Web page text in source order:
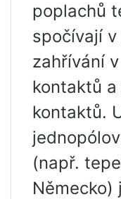
poplachů
spočívají
zahřívání
kontaktů
kontaktů.
(např.
Německo)